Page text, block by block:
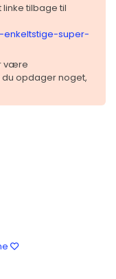
linke tilbage til
super-
være
du opdager noget,